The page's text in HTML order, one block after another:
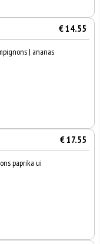
€ 14.55
| ananas
€ 17.55
paprika ui